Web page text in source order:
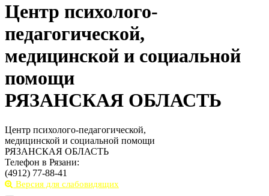
Центр психолого-
педагогической,
медицинской и социальной
помощи
РЯЗАНСКАЯ ОБЛАСТЬ
Центр психолого-педагогической,
медицинской и социальной помощи
РЯЗАНСКАЯ ОБЛАСТЬ
Телефон в Рязани:
(4912) 77-88-41
Версия для слабовидящих